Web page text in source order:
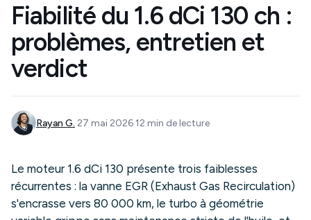
Fiabilité du 1.6 dCi 130 ch :
problèmes, entretien et
verdict
Rayan G.·27 mai 2026·12 min de lecture
Le moteur 1.6 dCi 130 présente trois faiblesses
récurrentes : la vanne EGR (Exhaust Gas Recirculation)
s'encrasse vers 80 000 km, le turbo à géométrie